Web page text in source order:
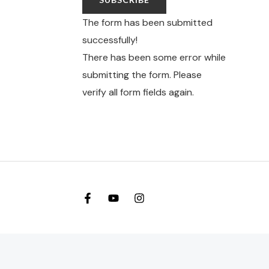
The form has been submitted
successfully!
There has been some error while
submitting the form. Please
verify all form fields again.